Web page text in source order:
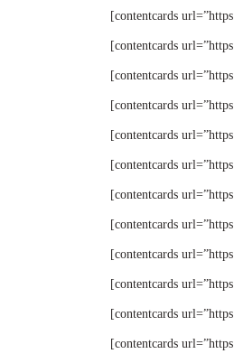
[contentcards
[contentcards
[contentcards
[contentcards
[contentcards
[contentcards
[contentcards
[contentcards
[contentcards
[contentcards
[contentcards
[contentcards